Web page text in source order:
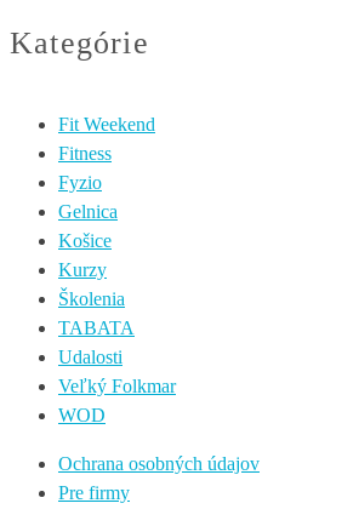
Kategórie
Fit Weekend
Fitness
Fyzio
Gelnica
Košice
Kurzy
Školenia
TABATA
Udalosti
Veľký Folkmar
WOD
Ochrana osobných údajov
Pre firmy